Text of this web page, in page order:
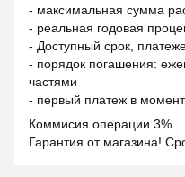
- максимальная сумма
- реальная годовая
- Доступный срок,
- порядок погашения:
частями
- первый платеж в
Коммисия операции 3%
Гарантия от магазина!